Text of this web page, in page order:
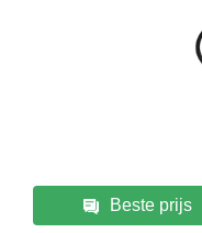
Beste prijs